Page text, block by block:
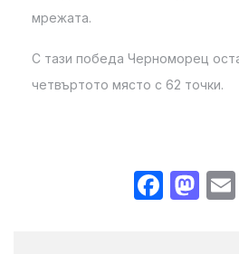
мрежата.
С тази победа Черноморец
четвъртото място с 62 точки.